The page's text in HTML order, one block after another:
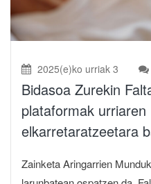
2025(e)ko urriak 3
Bidasoa Zurekin
plataformak
elkarretaratzeetara
Zainketa Aringarrien